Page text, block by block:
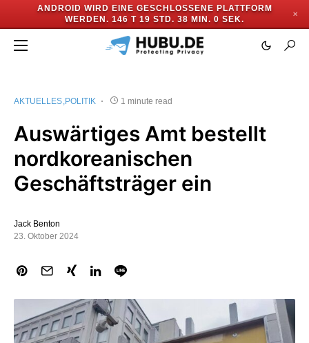
ANDROID WIRD EINE GESCHLOSSENE PLATTFORM
WERDEN.
146 T 19 STD. 37 MIN. 59 SEK.
✕
AKTUELLES POLITIK 1 minute read
Auswärtiges Amt bestellt
nordkoreanischen
Geschäftsträger ein
Jack Benton
23. Oktober 2024